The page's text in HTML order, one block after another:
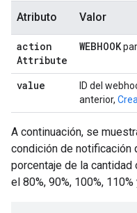
Atributo Valor
action
Attribute
WEBHOOK
value
ID del
anterior,
A continuación, se
condición de notificación
porcentaje de la
el 80%, 90%, 100%, 110%